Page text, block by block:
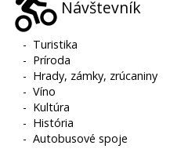
Návštevník
- Turistika
- Príroda
- Hrady, zámky, zrúcaniny
-Víno
- Kultúra
- História
-Autobusové spoje